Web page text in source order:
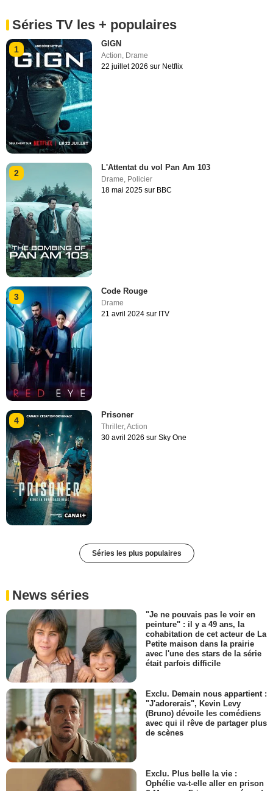
Séries TV les + populaires
1
GIGN
Action Drame
22 juillet 2026 sur Netflix
2
L'Attentat du vol Pan Am 103
Drame, Policier
18 mai 2025 sur BBC
3
Code Rouge
Drame
21 avril 2024 sur ITV
4
Prisoner
Thriller,Action
30 avril 2026 sur Sky One
Séries les plus populaires
News séries
"Je ne pouvais pas le voir en
peinture" : il y a 49 ans, la
cohabitation de cet acteur de La
Petite maison dans la prairie
avec l'une des stars de la série
était parfois difficile
Exclu. Demain nous appartient :
"J'adorerais", Kevin Levy
(Bruno) dévoile les comédiens
avec qui il rêve de partager plus
de scènes
Exclu. Plus belle la vie :
Ophélie va-t-elle aller en prison